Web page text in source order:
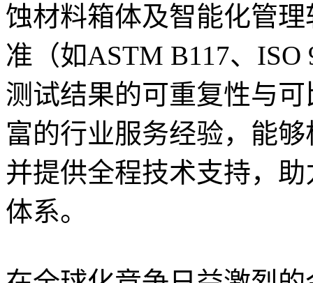
蚀材料箱体及智能化管
准（如ASTM B117、ISO
测试结果的可重复性与
富的行业服务经验，能
并提供全程技术支持，
体系。